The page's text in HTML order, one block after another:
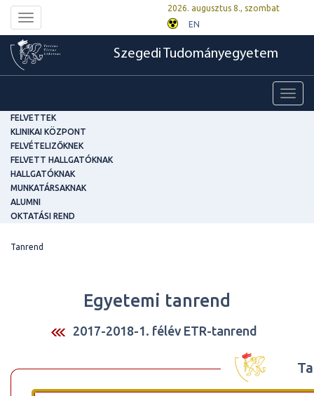
Toggle
navigation
2026. augusztus 8., szombat
EN
Szegedi Tudományegyetem
FELVETTEK
KLINIKAI KÖZPONT
FELVÉTELIZŐKNEK
FELVETT HALLGATÓKNAK
HALLGATÓKNAK
MUNKATÁRSAKNAK
ALUMNI
OKTATÁSI REND
Tanrend
Egyetemi tanrend
2017-2018-1. félév ETR-tanrend